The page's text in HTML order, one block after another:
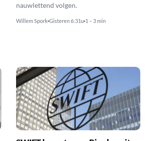
nauwlettend volgen.
Willem Spork Gisteren 6:31u 1 – 3 min